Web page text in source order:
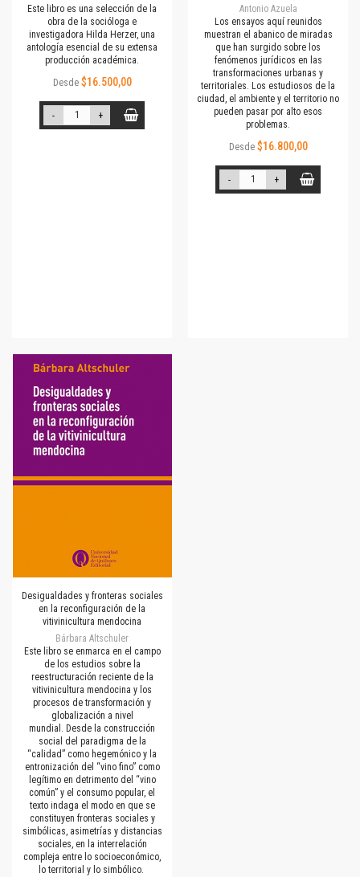
Este libro es una selección de la
obra de la socióloga e
investigadora Hilda Herzer, una
antología esencial de su extensa
producción académica.
Desde $16.500,00
- +
Antonio Azuela
Los ensayos aquí reunidos
muestran el abanico de miradas
que han surgido sobre los
fenómenos jurídicos en las
transformaciones urbanas y
territoriales. Los estudiosos de la
ciudad, el ambiente y el territorio no
pueden pasar por alto esos
problemas.
Desde $16.800,00
- +
Desigualdades y fronteras sociales
en la reconfiguración de la
vitivinicultura mendocina
Bárbara Altschuler
Este libro se enmarca en el campo
de los estudios sobre la
reestructuración reciente de la
vitivinicultura mendocina y los
procesos de transformación y
globalización a nivel
mundial. Desde la construcción
social del paradigma de la
“calidad” como hegemónico y la
entronización del “vino fino” como
legítimo en detrimento del “vino
común” y el consumo popular, el
texto indaga el modo en que se
constituyen fronteras sociales y
simbólicas, asimetrías y distancias
sociales, en la interrelación
compleja entre lo socioeconómico,
lo territorial y lo simbólico.